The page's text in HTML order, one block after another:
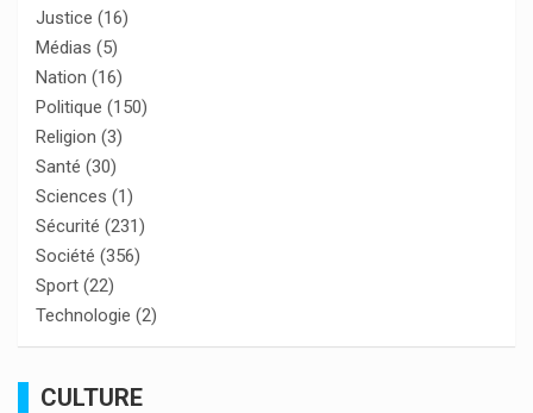
Justice (16)
Médias (5)
Nation (16)
Politique (150)
Religion (3)
Santé (30)
Sciences (1)
Sécurité (231)
Société (356)
Sport (22)
Technologie (2)
CULTURE